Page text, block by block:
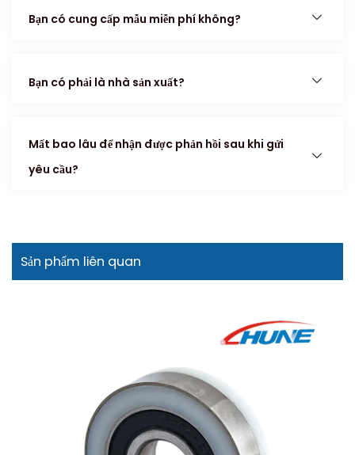
Bạn có cung cấp mẫu miễn phí không?
Bạn có phải là nhà sản xuất?
Mất bao lâu để nhận được phản hồi sau khi gửi
yêu cầu?
Sản phẩm liên quan